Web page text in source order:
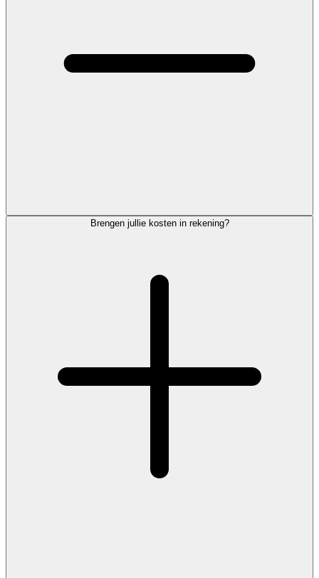
Brengen jullie kosten in rekening?